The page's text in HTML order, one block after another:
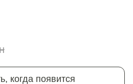
когда появится